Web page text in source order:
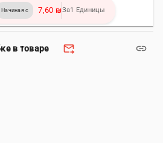
Начиная с 7,60 ₪За1 Единицы
в товаре forward_to_inbox link